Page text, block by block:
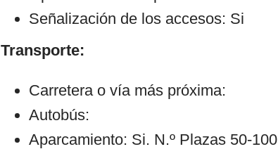
Señalización de los accesos: Si
Transporte:
Carretera o vía más próxima:
Autobús:
Aparcamiento: Si. N.º Plazas 50-100